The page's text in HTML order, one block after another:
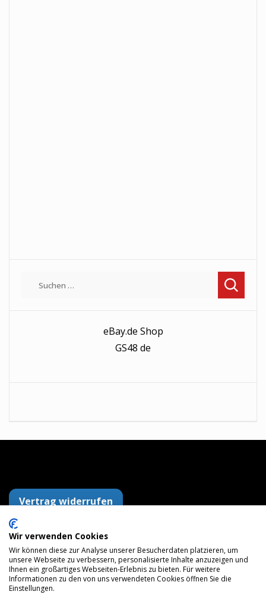
nach:
eBay.de Shop
GS48 de
Vertrag widerrufen
AGB Datenschutzerklärung Impressum
Versandkosten Widerrufsrecht Zahlungsarten
Maps
Wir verwenden Cookies
Wir können diese zur Analyse unserer Besucherdaten platzieren, um
unsere Webseite zu verbessern, personalisierte Inhalte anzuzeigen und
Ihnen ein großartiges Webseiten-Erlebnis zu bieten. Für weitere
Informationen zu den von uns verwendeten Cookies öffnen Sie die
Einstellungen.